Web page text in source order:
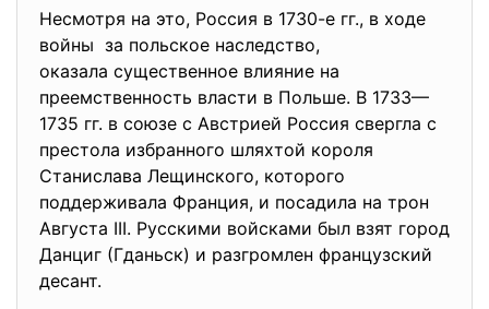
Несмотря на это, Россия в 1730-е гг., в ходе
войны за польское наследство,
оказала существенное влияние на
преемственность власти в Польше. В 1733—
1735 гг. в союзе с Австрией Россия свергла с
престола избранного шляхтой короля
Станислава Лещинского, которого
поддерживала Франция, и посадила на трон
Августа III. Русскими войсками был взят город
Данциг (Гданьск) и разгромлен французский
десант.